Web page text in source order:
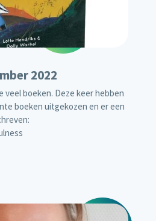
2022
veel boeken. Deze keer hebben
boeken uitgekozen en er een